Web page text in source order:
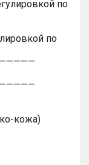
по
по
кожа)